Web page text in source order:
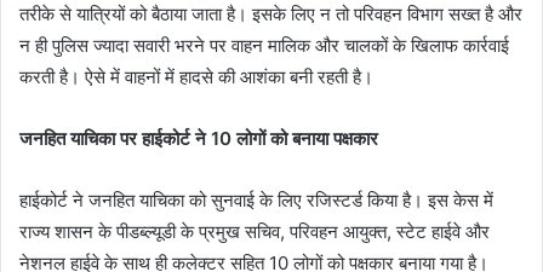
तरीके से यात्रियों को बैठाया जाता है। इसके लिए न तो परिवहन विभाग सख्त है और
न ही पुलिस ज्यादा सवारी भरने पर वाहन मालिक और चालकों के खिलाफ कार्रवाई
करती है। ऐसे में वाहनों में हादसे की आशंका बनी रहती है।
जनहित याचिका पर हाईकोर्ट ने 10 लोगों को बनाया पक्षकार
हाईकोर्ट ने जनहित याचिका को सुनवाई के लिए रजिस्टर्ड किया है। इस केस में
राज्य शासन के पीडब्ल्यूडी के प्रमुख सचिव, परिवहन आयुक्त, स्टेट हाईवे और
नेशनल हाईवे के साथ ही कलेक्टर सहित 10 लोगों को पक्षकार बनाया गया है।